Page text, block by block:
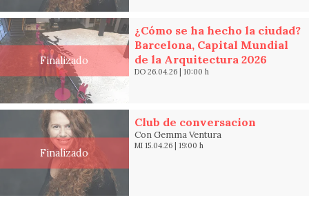
Finalizado
¿Cómo se ha hecho la ciudad?
Barcelona, Capital Mundial
de la Arquitectura 2026
DO 26.04.26| 10:00 h
Finalizado
Club de conversacion
Con Gemma Ventura
MI 15.04.26| 19:00 h